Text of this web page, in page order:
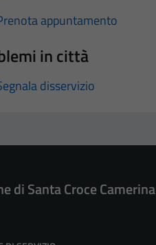
appuntamento
in città
disservizio
di Santa Croce Camerina